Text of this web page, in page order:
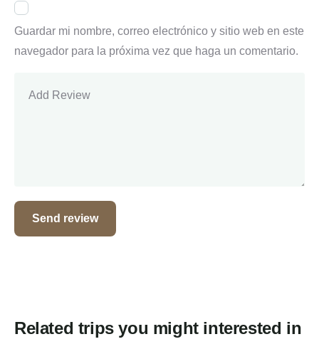
Guardar mi nombre, correo electrónico y sitio web en este
navegador para la próxima vez que haga un comentario.
Related trips you might interested in